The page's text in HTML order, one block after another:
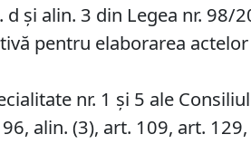
şi alin. 3 din Legea nr. 98/
pentru elaborarea
nr. 1 și 5 ale
alin. (3), art. 109, art.